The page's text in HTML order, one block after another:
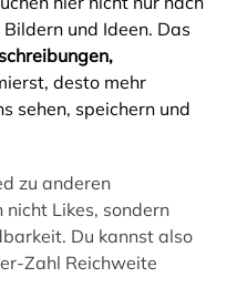
und Ideen. Das
desto mehr
sehen, speichern und
zu anderen
Likes, sondern
Du kannst also
Zahl Reichweite